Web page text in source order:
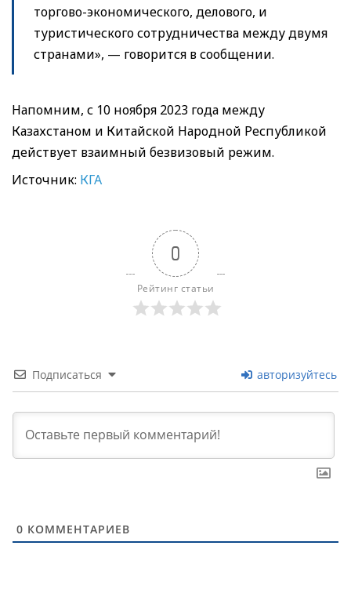
торгово-экономического, делового, и
туристического сотрудничества между двумя
странами», — говорится в сообщении.
Напомним, с 10 ноября 2023 года между
Казахстаном и Китайской Народной Республикой
действует взаимный безвизовый режим.
Источник: КГА
0
Рейтинг статьи
Подписаться авторизуйтесь
0 КОММЕНТАРИЕВ